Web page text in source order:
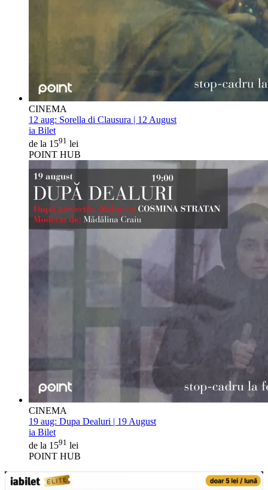
CINEMA
12 aug: Sorella di Clausura | 12 August
ia Bilet
de la 1591 lei
POINT HUB
CINEMA
19 aug: Dupa Dealuri | 19 August
ia Bilet
de la 1591 lei
POINT HUB